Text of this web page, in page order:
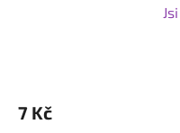
produktu
je
7 Kč